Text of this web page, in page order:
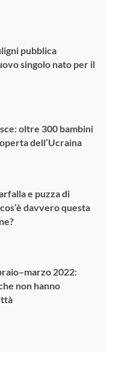
pubblica
singolo nato per il
oltre 300 bambini
dell’Ucraina
e puzza di
davvero questa
2022:
non hanno